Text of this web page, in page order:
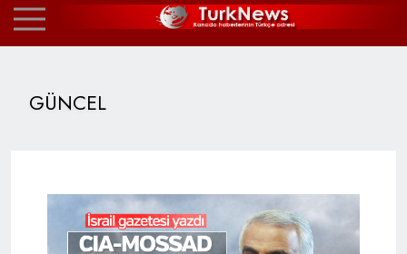
GÜNCEL